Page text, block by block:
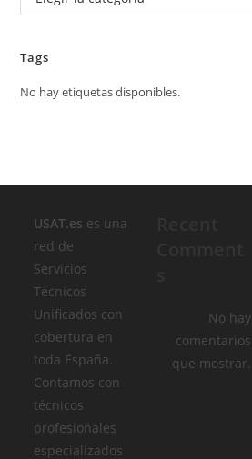
Tags
No hay etiquetas disponibles.
USAT.es es una
red de
Servicios
Técnicos
Unificados con
cobertura en
toda España.
Contamos con
técnicos
profesionales
especializados
No hay
comentarios
que mostrar.